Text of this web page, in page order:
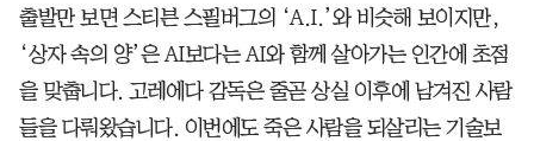
출발만 보면 스티븐 스필버그의 ‘A.I.’와 비슷해 보이지만,
‘상자 속의 양’은 AI보다는 AI와 함께 살아가는 인간에 초점
을 맞춥니다. 고레에다 감독은 줄곧 상실 이후에 남겨진 사람
들을 다뤄왔습니다. 이번에도 죽은 사람을 되살리는 기술보